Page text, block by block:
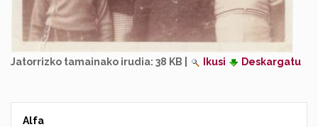
Jatorrizko tamainako irudia: 38 KB Ikusi Deskargatu
Alfa